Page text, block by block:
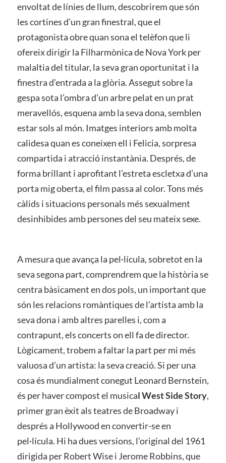
envoltat de línies de llum, descobrirem que són
les cortines d’un gran finestral, que el
protagonista obre quan sona el telèfon que li
ofereix dirigir la Filharmònica de Nova York per
malaltia del titular, la seva gran oportunitat i la
finestra d’entrada a la glòria. Assegut sobre la
gespa sota l’ombra d’un arbre pelat en un prat
meravellós, esquena amb la seva dona, semblen
estar sols al món. Imatges interiors amb molta
calidesa quan es coneixen ell i Felicia, sorpresa
compartida i atracció instantània. Després, de
forma brillant i aprofitant l’estreta escletxa d’una
porta mig oberta, el film passa al color. Tons més
càlids i situacions personals més sexualment
desinhibides amb persones del seu mateix sexe.
A mesura que avança la pel·lícula, sobretot en la
seva segona part, comprendrem que la història se
centra bàsicament en dos pols, un important que
són les relacions romàntiques de l’artista amb la
seva dona i amb altres parelles i, com a
contrapunt, els concerts on ell fa de director.
Lògicament, trobem a faltar la part per mi més
valuosa d’un artista: la seva creació. Si per una
cosa és mundialment conegut Leonard Bernstein,
és per haver compost el musical West Side Story,
primer gran èxit als teatres de Broadway i
després a Hollywood en convertir-se en
pel·lícula. Hi ha dues versions, l’original del 1961
dirigida per Robert Wise i Jerome Robbins, que